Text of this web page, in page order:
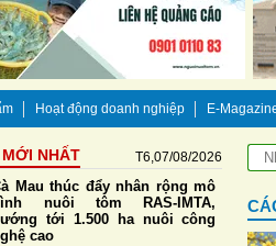
Hoạt động doanh nghiệp E-
NHẤT T6,07/08/2026
Mau thúc đẩy nhân rộng mô
nuôi tôm RAS-IMTA,
tới 1.500 ha nuôi công
cao